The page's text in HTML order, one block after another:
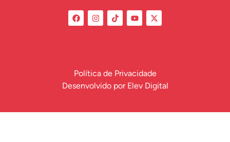
Política de Privacidade
Desenvolvido por Elev Digital